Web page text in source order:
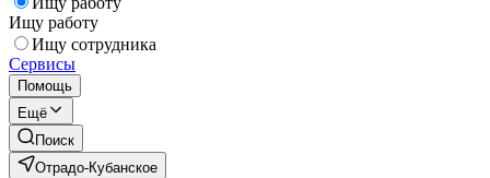
Ищу работу
Ищу сотрудника
Сервисы
Помощь
Ещё
Поиск
Отрадо-Кубанское